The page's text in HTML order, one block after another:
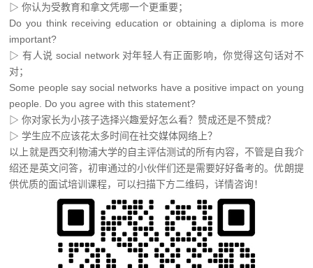
▷你认为受教育和拿文凭哪一个更重要；
Do you think receiving education or obtaining a diploma is more
important?
▷有人说 social network 对年轻人有正面影响，你觉得这句话对不
对；
Some people say social networks have a positive impact on young
people. Do you agree with this statement?
▷你对家长为小孩子选择兴趣爱好怎么看？赞成还是不赞成？
▷学生应不应该花太多时间在社交媒体网络上？
以上就是西交利物浦大学的自主评估测试的所有内容，不管是自我介
绍还是英文问答，初审通过的小伙伴们还是需要好好备考的。优朗提
供优质的面试培训课程，可以扫描下方二维码，详情咨询！